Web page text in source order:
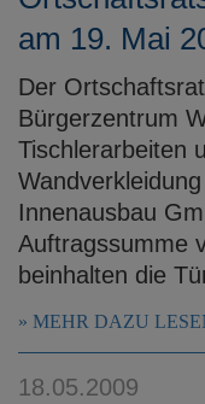
am 19. Mai
Der
Bürgerzentrum
Tischlerarbeiten
Innenausbau
Auftragssumme
beinhalten die
MEHR DAZU
18.05.2009